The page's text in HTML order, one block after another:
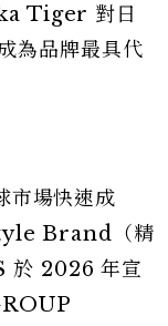
Tiger 對日
為品牌最具代
場快速成
Brand（精
於 2026 年宣